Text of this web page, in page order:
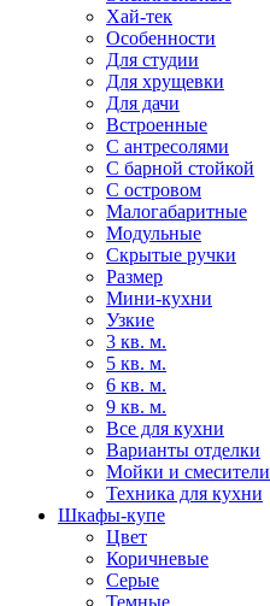
Хай-тек
Особенности
Для студии
Для хрущевки
Для дачи
Встроенные
С антресолями
С барной стойкой
С островом
Малогабаритные
Модульные
Скрытые ручки
Размер
Мини-кухни
Узкие
3 кв. м.
5 кв. м.
6 кв. м.
9 кв. м.
Все для кухни
Варианты отделки
Мойки и смесители
Техника для кухни
Шкафы-купе
Цвет
Коричневые
Серые
Темные